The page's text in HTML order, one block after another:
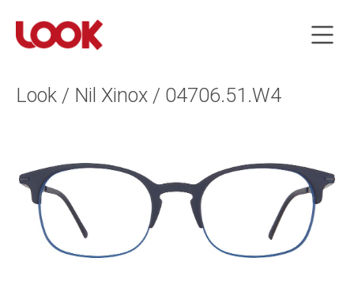
Look / Nil Xinox / 04706.51.W4